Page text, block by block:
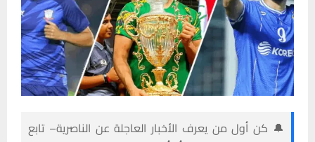
🔔 كن أول من يعرف الأخبار العاجلة عن الناصرية– تابع